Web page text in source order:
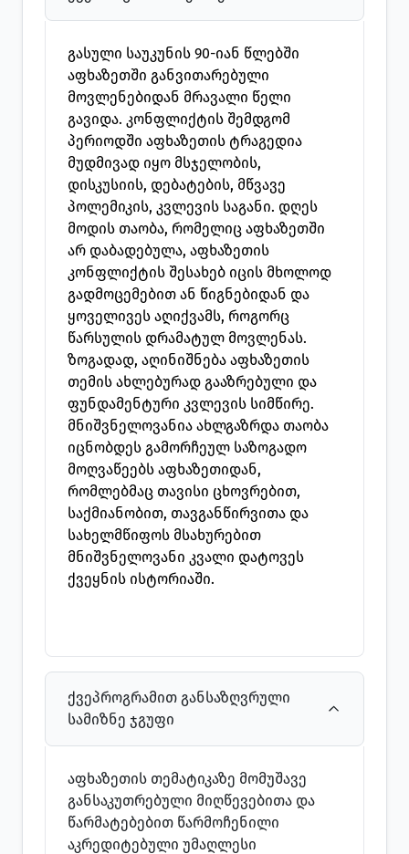
გასული საუკუნის 90-იან წლებში
აფხაზეთში განვითარებული
მოვლენებიდან მრავალი წელი
გავიდა. კონფლიქტის შემდგომ
პერიოდში აფხაზეთის ტრაგედია
მუდმივად იყო მსჯელობის,
დისკუსიის, დებატების, მწვავე
პოლემიკის, კვლევის საგანი. დღეს
მოდის თაობა, რომელიც აფხაზეთში
არ დაბადებულა, აფხაზეთის
კონფლიქტის შესახებ იცის მხოლოდ
გადმოცემებით ან წიგნებიდან და
ყოველივეს აღიქვამს, როგორც
წარსულის დრამატულ მოვლენას.
ზოგადად, აღინიშნება აფხაზეთის
თემის ახლებურად გააზრებული და
ფუნდამენტური კვლევის სიმწირე.
მნიშვნელოვანია ახლგაზრდა თაობა
იცნობდეს გამორჩეულ საზოგადო
მოღვაწეებს აფხაზეთიდან,
რომლებმაც თავისი ცხოვრებით,
საქმიანობით, თავგანწირვითა და
სახელმწიფოს მსახურებით
მნიშვნელოვანი კვალი დატოვეს
ქვეყნის ისტორიაში.
ქვეპროგრამით განსაზღვრული
სამიზნე ჯგუფი
აფხაზეთის თემატიკაზე მომუშავე
განსაკუთრებული მიღწევებითა და
წარმატებებით წარმოჩენილი
აკრედიტებული უმაღლესი